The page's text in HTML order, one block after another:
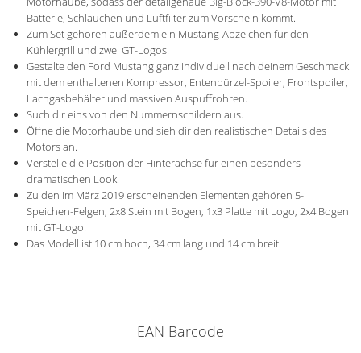
Batterie, Schläuchen und Luftfilter zum Vorschein kommt.
Zum Set gehören außerdem ein Mustang-Abzeichen für den
Kühlergrill und zwei GT-Logos.
Gestalte den Ford Mustang ganz individuell nach deinem Geschmack
mit dem enthaltenen Kompressor, Entenbürzel-Spoiler, Frontspoiler,
Lachgasbehälter und massiven Auspuffrohren.
Such dir eins von den Nummernschildern aus.
Öffne die Motorhaube und sieh dir den realistischen Details des
Motors an.
Verstelle die Position der Hinterachse für einen besonders
dramatischen Look!
Zu den im März 2019 erscheinenden Elementen gehören 5-
Speichen-Felgen, 2x8 Stein mit Bogen, 1x3 Platte mit Logo, 2x4 Bogen
mit GT-Logo.
Das Modell ist 10 cm hoch, 34 cm lang und 14 cm breit.
EAN Barcode